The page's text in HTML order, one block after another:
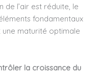
de l’air est réduite, le
fondamentaux
maturité optimale
la croissance du